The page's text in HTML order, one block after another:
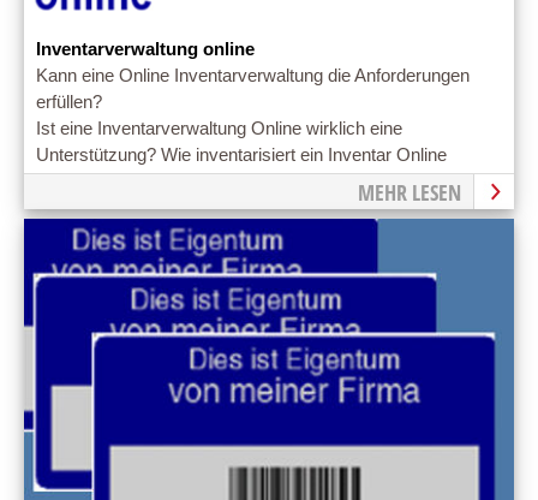
Inventarverwaltung online
Kann eine Online Inventarverwaltung die Anforderungen
erfüllen?
Ist eine Inventarverwaltung Online wirklich eine
Unterstützung? Wie inventarisiert ein Inventar Online
Application?
MEHR LESEN